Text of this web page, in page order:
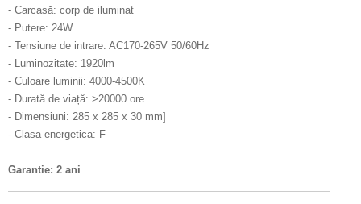
- Carcasă: corp de iluminat
- Putere: 24W
- Tensiune de intrare: AC170-265V 50/60Hz
- Luminozitate: 1920lm
- Culoare luminii: 4000-4500K
- Durată de viață: >20000 ore
- Dimensiuni: 285 x 285 x 30 mm]
- Clasa energetica: F
Garantie: 2 ani